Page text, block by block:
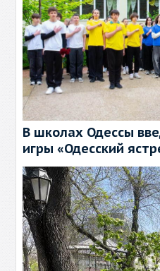
В школах Одессы
игры «Одесский